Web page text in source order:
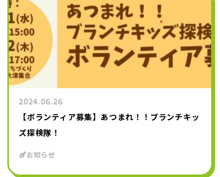
2024.06.26
【ボランティア募集】あつまれ！！ブランチキッ
ズ探検隊！
お知らせ